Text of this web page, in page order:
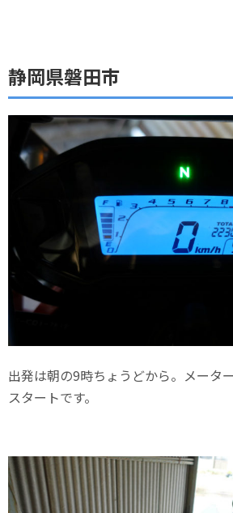
静岡県磐田市
出発は朝の9時ちょうどから。メータ
スタートです。